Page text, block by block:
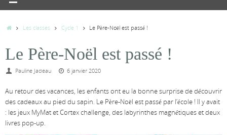
AccueilLes classes Cycle 1 Le Père-Noël est passé !
Le Père-Noël est passé !
Pauline Jadeau 6 janvier 2020
Au retour des vacances, les enfants ont eu la bonne surprise de découvrir
des cadeaux au pied du sapin. Le Père-Noël est passé par l’école ! Il y avait
: les jeux MyMat et Cortex challenge, des labyrinthes magnétiques et deux
livres pop-up.